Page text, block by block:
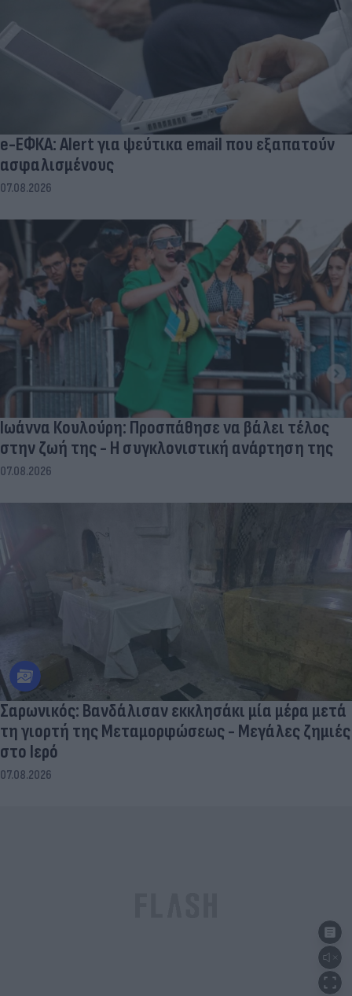
e-ΕΦΚΑ: Alert για ψεύτικα email που εξαπατούν
ασφαλισμένους
07.08.2026
Ιωάννα Κουλούρη: Προσπάθησε να βάλει τέλος
στην ζωή της - Η συγκλονιστική ανάρτηση της
07.08.2026
Σαρωνικός: Βανδάλισαν εκκλησάκι μία μέρα μετά
τη γιορτή της Μεταμορφώσεως - Μεγάλες ζημιές
στο Ιερό
07.08.2026